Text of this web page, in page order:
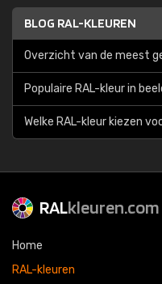
BLOG RAL-KLEUREN
Overzicht van de meest
Populaire RAL-kleur in
Welke RAL-kleur kiezen
RALkleuren.com
Home
RAL-kleuren